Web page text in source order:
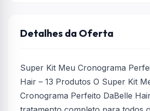
Detalhes da Oferta
Super Kit Meu Cronograma
Hair – 13 Produtos O Super Kit
Cronograma Perfeito DaBelle